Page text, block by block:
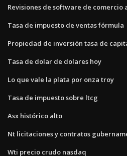
Revisiones de software de comercio
Tasa de impuesto de ventas fórmula
Propiedad de inversión tasa de
Tasa de dolar de dolares hoy
Lo que vale la plata por onza troy
Tasa de impuesto sobre ltcg
Asx histórico alto
Nt licitaciones y contratos
Wti precio crudo nasdaq